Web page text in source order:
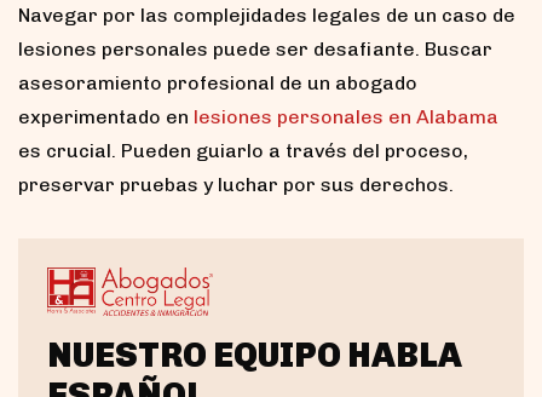
Navegar por las complejidades legales de un caso de
lesiones personales puede ser desafiante. Buscar
asesoramiento profesional de un abogado
experimentado en lesiones personales en Alabama
es crucial. Pueden guiarlo a través del proceso,
preservar pruebas y luchar por sus derechos.
NUESTRO EQUIPO HABLA